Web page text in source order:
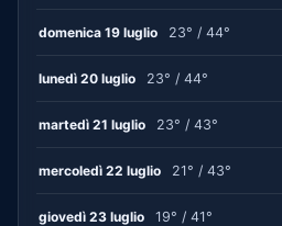
domenica 19 luglio 23° / 44°
lunedì 20 luglio 23° / 44°
martedì 21 luglio 23° / 43°
mercoledì 22 luglio 21° / 43°
giovedì 23 luglio 19° / 41°